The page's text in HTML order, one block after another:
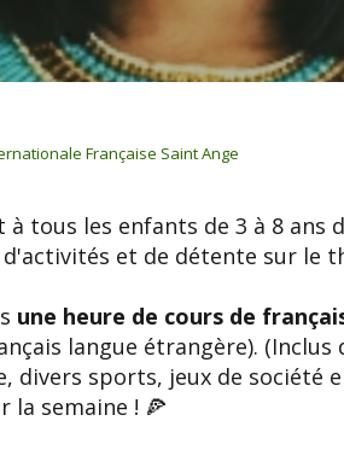
Française Saint Ange
tous les enfants de 3 à 8 ans
et de détente sur le
une heure de cours de
langue étrangère). (Inclus
divers sports, jeux de société
la semaine ! 🍕